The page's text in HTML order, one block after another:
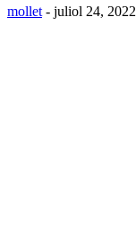
mollet - juliol 24, 2022